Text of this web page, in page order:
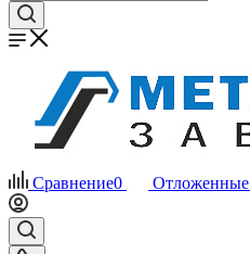
Сравнение0 Отложенные